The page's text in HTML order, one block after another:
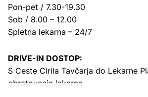
Pon-pet / 7.30-19.30
Sob / 8.00 – 12.00
Spletna lekarna – 24/7
DRIVE-IN DOSTOP:
S Ceste Cirila Tavčarja do Lekarne
obratovanja lekarne